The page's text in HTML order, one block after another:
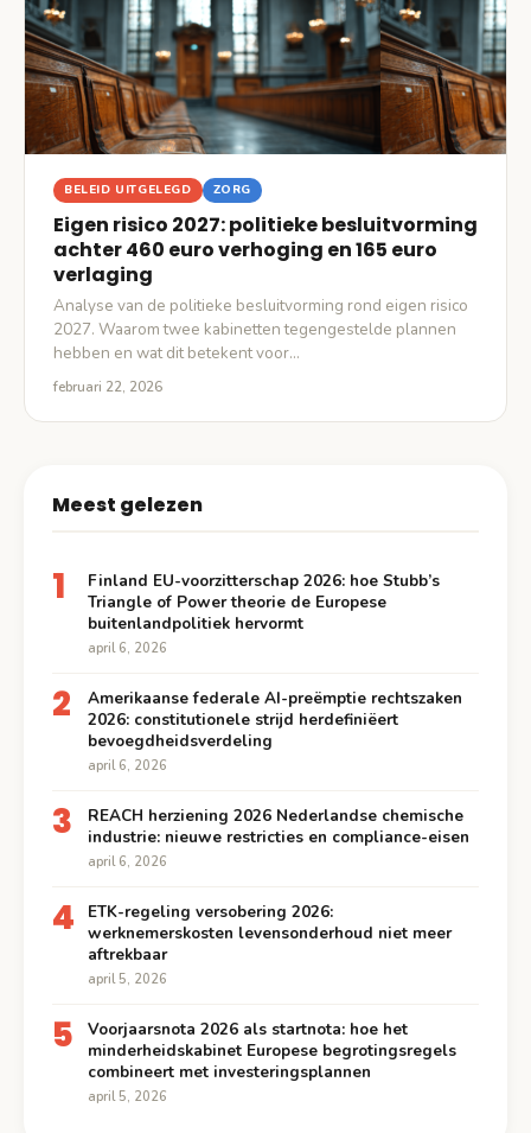
BELEID UITGELEGD ZORG
Eigen risico 2027: politieke besluitvorming
achter 460 euro verhoging en 165 euro
verlaging
Analyse van de politieke besluitvorming rond eigen risico
2027. Waarom twee kabinetten tegengestelde plannen
hebben en wat dit betekent voor…
februari 22, 2026
Meest gelezen
1
Finland EU-voorzitterschap 2026: hoe Stubb’s
Triangle of Power theorie de Europese
buitenlandpolitiek hervormt
april 6, 2026
2
Amerikaanse federale AI-preëmptie rechtszaken
2026: constitutionele strijd herdefiniëert
bevoegdheidsverdeling
april 6, 2026
3
REACH herziening 2026 Nederlandse chemische
industrie: nieuwe restricties en compliance-eisen
april 6, 2026
4
ETK-regeling versobering 2026:
werknemerskosten levensonderhoud niet meer
aftrekbaar
april 5, 2026
5
Voorjaarsnota 2026 als startnota: hoe het
minderheidskabinet Europese begrotingsregels
combineert met investeringsplannen
april 5, 2026